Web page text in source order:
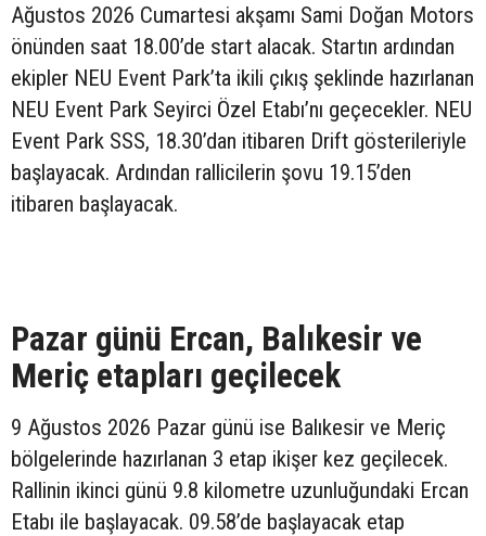
Ağustos 2026 Cumartesi akşamı Sami Doğan Motors
önünden saat 18.00’de start alacak. Startın ardından
ekipler NEU Event Park’ta ikili çıkış şeklinde hazırlanan
NEU Event Park Seyirci Özel Etabı’nı geçecekler. NEU
Event Park SSS, 18.30’dan itibaren Drift gösterileriyle
başlayacak. Ardından rallicilerin şovu 19.15’den
itibaren başlayacak.
Pazar günü Ercan, Balıkesir ve
Meriç etapları geçilecek
9 Ağustos 2026 Pazar günü ise Balıkesir ve Meriç
bölgelerinde hazırlanan 3 etap ikişer kez geçilecek.
Rallinin ikinci günü 9.8 kilometre uzunluğundaki Ercan
Etabı ile başlayacak. 09.58’de başlayacak etap